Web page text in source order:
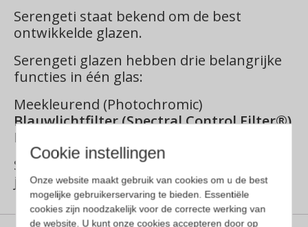
Serengeti staat bekend om de best
ontwikkelde glazen.
Serengeti glazen hebben drie belangrijke
functies in één glas:
Meekleurend (Photochromic)
Blauwlichtfilter (Spectral Control Filter®)
Minder schittering (Polarization)
Serengeti is marktleidend, met meer 140
jaar aan ervaring.
Cookie instellingen
Onze website maakt gebruik van cookies om u de best
mogelijke gebruikerservaring te bieden. Essentiële
cookies zijn noodzakelijk voor de correcte werking van
de website. U kunt onze cookies accepteren door op